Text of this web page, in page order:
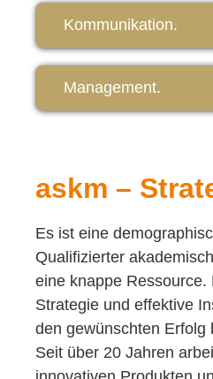
askm –
Es ist eine
Qualifizierter
eine knappe Ressource.
Strategie und effektive
den gewünschten Erfolg
Seit über 20 Jahren
Kommunikation.
Management.